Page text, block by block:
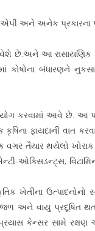
અને અનેક
છે.અને આ રાસાયણિક
કોષોના બંધારણને
કરવામાં આવે છે. આ
ફાયદાની વાત
વગર તૈયાર થયેલો
ઓક્સિડન્ટ્સ,
ખેતીના ઉત્પાદનોનો
અને વાયુ પ્રદૂષિત
કેન્સર સામે